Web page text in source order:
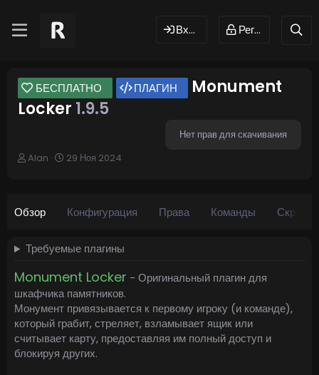
Вход Регистрация
БЕСПЛАТНО ПЛАГИН
Monument
Locker 1.9.5
Нет прав для скачивания
А
р
Alan
Д
с
д
н
и
я
29 Ноя 2024
Обзор Конфигурация Права Команды
Требуемые плагины
Monument Locker - Оригинальный плагин для
шкафчика памятников.
Монумент привязывается к первому игроку (и команде),
который грабит, стреляет, взламывает ящик или
считывает карту, предоставляя им полный доступ и
блокируя других.